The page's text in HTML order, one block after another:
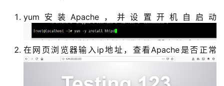
yum安装Apache，并设置开机自启动
在网页浏览器输入ip地址，查看Apache是否正常